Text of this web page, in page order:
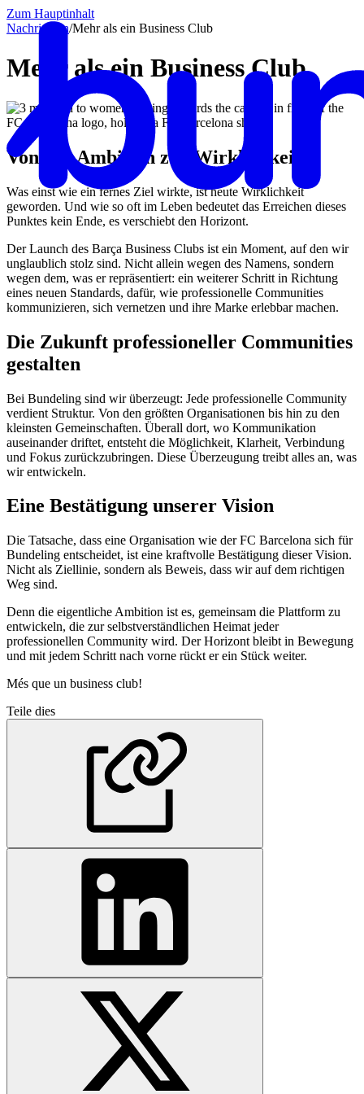
Zum Hauptinhalt
Nachrichten/Mehr als ein Business Club
Mehr als ein Business Club
Von der Ambition zur Wirklichkeit
Was einst wie ein fernes Ziel wirkte, ist heute Wirklichkeit
geworden. Und wie so oft im Leben bedeutet das Erreichen dieses
Punktes kein Ende, es verschiebt den Horizont.
Der Launch des Barça Business Clubs ist ein Moment, auf den wir
unglaublich stolz sind. Nicht allein wegen des Namens, sondern
wegen dem, was er repräsentiert: ein weiterer Schritt in Richtung
eines neuen Standards, dafür, wie professionelle Communities
kommunizieren, sich vernetzen und ihre Marke erlebbar machen.
Die Zukunft professioneller Communities
gestalten
Bei Bundeling sind wir überzeugt: Jede professionelle Community
verdient Struktur. Von den größten Organisationen bis hin zu den
kleinsten Gemeinschaften. Überall dort, wo Kommunikation
auseinander driftet, entsteht die Möglichkeit, Klarheit, Verbindung
und Fokus zurückzubringen. Diese Überzeugung treibt alles an, was
wir entwickeln.
Eine Bestätigung unserer Vision
Die Tatsache, dass eine Organisation wie der FC Barcelona sich für
Bundeling entscheidet, ist eine kraftvolle Bestätigung dieser Vision.
Nicht als Ziellinie, sondern als Beweis, dass wir auf dem richtigen
Weg sind.
Denn die eigentliche Ambition ist es, gemeinsam die Plattform zu
entwickeln, die zur selbstverständlichen Heimat jeder
professionellen Community wird. Der Horizont bleibt in Bewegung
und mit jedem Schritt nach vorne rückt er ein Stück weiter.
Més que un business club!
Teile dies